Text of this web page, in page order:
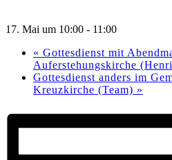
17. Mai um 10:00 - 11:00
« Gottesdienst mit
Auferstehungskirche
Gottesdienst anders im
Kreuzkirche (Team) »